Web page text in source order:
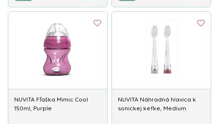
NUVITA Fľaška Mimic Cool
150ml, Purple
NUVITA Náhradná hlavica k
sonickej kefke, Medium